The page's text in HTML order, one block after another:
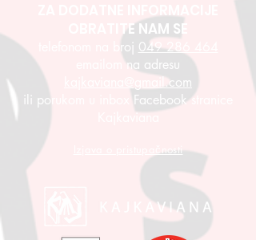
ZA DODATNE INFORMACIJE
OBRATITE NAM SE
telefonom na broj 049 286 464
emailom na adresu
kajkaviana@gmail.com
ili porukom u inbox Facebook stranice
Kajkaviana
Izjava o pristupačnosti